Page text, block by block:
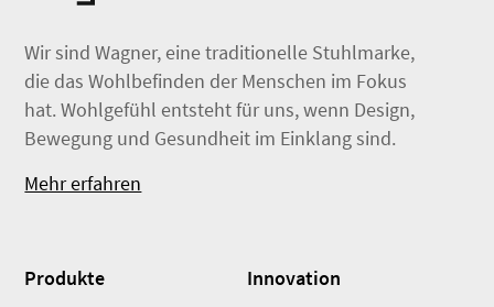
Wir sind Wagner, eine traditionelle Stuhlmarke,
die das Wohlbefinden der Menschen im Fokus
hat. Wohlgefühl entsteht für uns, wenn Design,
Bewegung und Gesundheit im Einklang sind.
Mehr erfahren
Produkte
Innovation